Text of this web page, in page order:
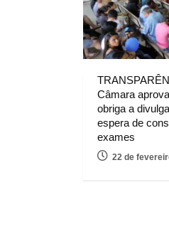
Câmara
obriga a
espera de
exames
22 de